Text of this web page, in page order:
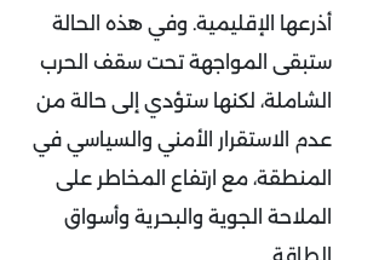
أذرعها الإقليمية. وفي هذه الحالة
ستبقى المواجهة تحت سقف الحرب
الشاملة، لكنها ستؤدي إلى حالة من
عدم الاستقرار الأمني والسياسي في
المنطقة، مع ارتفاع المخاطر على
الملاحة الجوية والبحرية وأسواق